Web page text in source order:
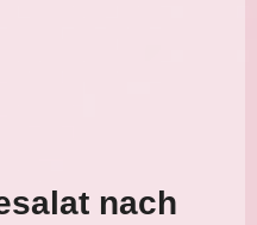
nach